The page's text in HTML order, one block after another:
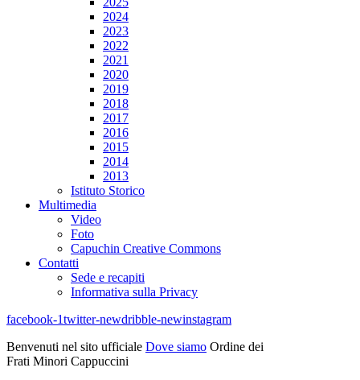
2024
2023
2022
2021
2020
2019
2018
2017
2016
2015
2014
2013
Istituto Storico
Multimedia
Video
Foto
Capuchin Creative Commons
Contatti
Sede e recapiti
Informativa sulla Privacy
facebook-1twitter-newdribble-newinstagram
Benvenuti nel sito ufficiale Dove siamo Ordine dei
Frati Minori Cappuccini